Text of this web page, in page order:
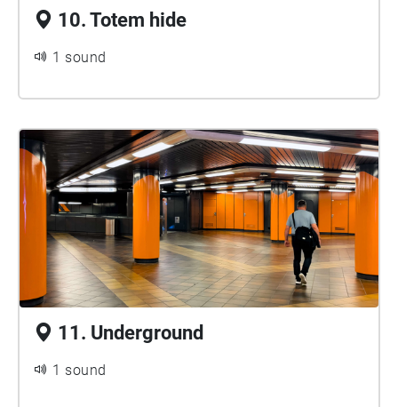
10. Totem hide
1 sound
11. Underground
1 sound